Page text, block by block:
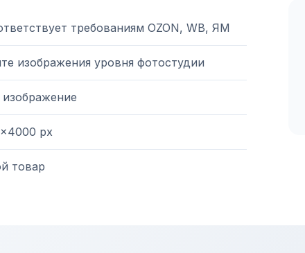
требованиям OZON, WB, ЯМ
изображения уровня фотостудии
px
товар